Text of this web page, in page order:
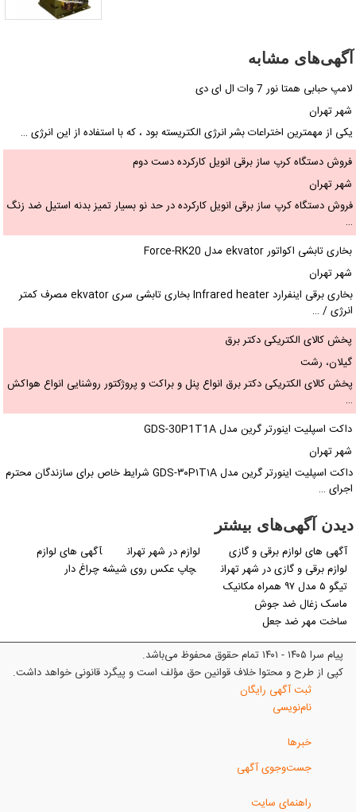
آگهی‌های مشابه
لامپ حبابی همتا نور 7 وات ال ای دی
شهر تهران
یکی از مهمترین اختراعات بشر انرژی الکتریسته بود ، که با استفاده از این انرژی …
فروش دستگاه کرپ ساز برقی انویل کارکرده دست دوم
شهر تهران
فروش دستگاه کرپ ساز برقی انویل کارکرده در حد نو بسیار تمیز بدنه استیل ضد زنگ
…
بخاری تابشی اکواتور ekvator مدل Force-RK20
شهر تهران
بخاری برقی اینفرارد Infrared heater بخاری تابشی سری ekvator مصرف کمتر
انرژی / …
پخش کالای الکتریکی دکتر برق
گیلان، رشت
پخش کالای الکتریکی دکتر برق انواع پنل و براکت و پروژکتور روشنایی انواع هواکش
…
داکت اسپلیت اینورتر گرین مدل GDS-30P1T1A
شهر تهران
داکت اسپلیت اینورتر گرین مدل GDS-۳۰P۱T۱A شرایط خاص برای سازندگان محترم
اجرای …
دیدن آگهی‌های بیشتر
آگهی های لوازم برقی و گازی
لوازم در شهر تهران
آگهی های لوازم
لوازم برقی و گازی در شهر تهران
چاپ عکس روی شیشه چراغ دار
تیگو ۵ مدل ۹۷ همراه مکانیک
ماسک زغال ضد جوش
ساخت مهر ضد جعل
پیام سرا ۱۴۰۵ - ۱۴۰۱ تمام حقوق محفوظ می‌باشد.
کپی از طرح و محتوا خلاف قوانین حق مؤلف است و پیگرد قانونی خواهد داشت.
ثبت آگهی رایگان
نام‌نویسی
خبرها
جست‌وجوی آگهی
راهنمای سایت